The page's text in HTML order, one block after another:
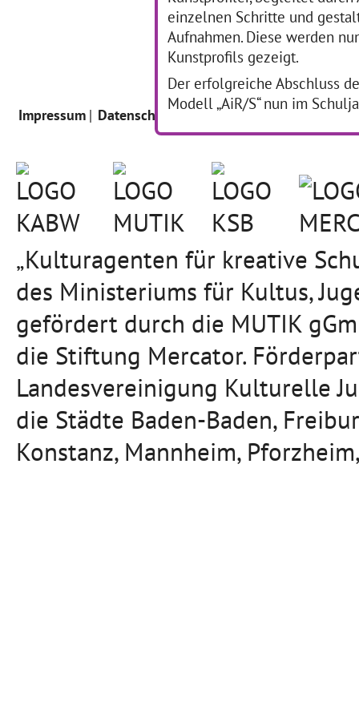
einzelnen Schritte und
Aufnahmen. Diese werden
Kunstprofils gezeigt.
Der erfolgreiche Abschluss
Modell „AiR/S“ nun im
Impressum Datenschutz Intern
„Kulturagenten für kreative
des Ministeriums für Kultus,
gefördert durch die MUTIK
die Stiftung Mercator.
Landesvereinigung Kulturelle
die Städte Baden-Baden,
Konstanz, Mannheim,